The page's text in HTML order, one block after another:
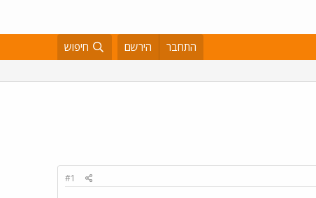
התחבר הירשם חיפוש
#1